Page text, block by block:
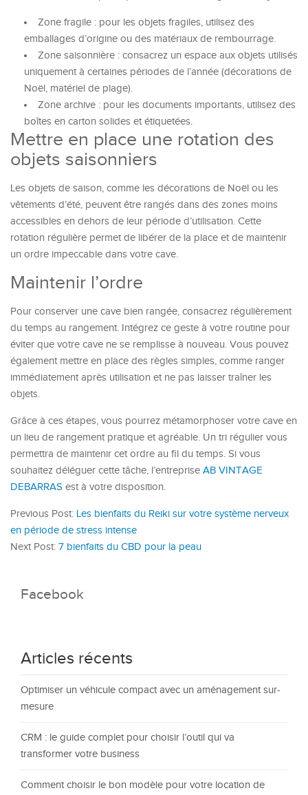
Zone fragile : pour les objets fragiles, utilisez des
emballages d’origine ou des matériaux de rembourrage.
Zone saisonnière : consacrez un espace aux objets utilisés
uniquement à certaines périodes de l’année (décorations de
Noël, matériel de plage).
Zone archive : pour les documents importants, utilisez des
boîtes en carton solides et étiquetées.
Mettre en place une rotation des
objets saisonniers
Les objets de saison, comme les décorations de Noël ou les
vêtements d’été, peuvent être rangés dans des zones moins
accessibles en dehors de leur période d’utilisation. Cette
rotation régulière permet de libérer de la place et de maintenir
un ordre impeccable dans votre cave.
Maintenir l’ordre
Pour conserver une cave bien rangée, consacrez régulièrement
du temps au rangement. Intégrez ce geste à votre routine pour
éviter que votre cave ne se remplisse à nouveau. Vous pouvez
également mettre en place des règles simples, comme ranger
immédiatement après utilisation et ne pas laisser traîner les
objets.
Grâce à ces étapes, vous pourrez métamorphoser votre cave en
un lieu de rangement pratique et agréable. Un tri régulier vous
permettra de maintenir cet ordre au fil du temps. Si vous
souhaitez déléguer cette tâche, l’entreprise AB VINTAGE
DEBARRAS est à votre disposition.
Previous Post: Les bienfaits du Reiki sur votre système nerveux
en période de stress intense
Next Post: 7 bienfaits du CBD pour la peau
Facebook
Articles récents
Optimiser un véhicule compact avec un aménagement sur-
mesure
CRM : le guide complet pour choisir l’outil qui va
transformer votre business
Comment choisir le bon modèle pour votre location de